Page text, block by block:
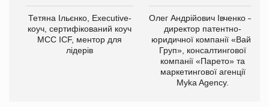
Тетяна Ільєнко, Executive-
коуч, сертифікований коуч
МСС ICF, ментор для
лідерів
Олег Андрійович Івченко —
директор патентно-
юридичної компанії «Вайз
Груп», консалтингової
компанії «Парето» та
маркетингової агенції
Myka Agency.